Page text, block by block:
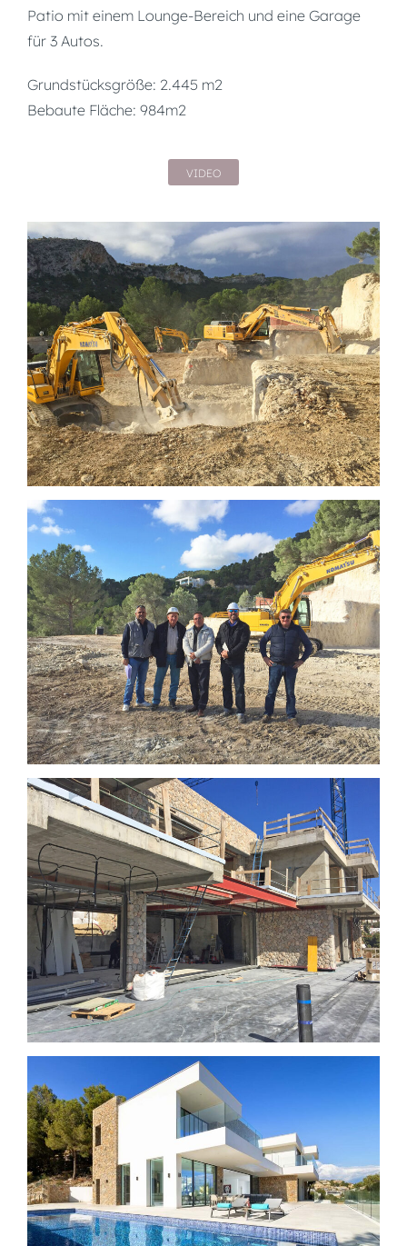
Patio mit einem Lounge-Bereich und eine Garage
für 3 Autos.
Grundstücksgröße: 2.445 m2
Bebaute Fläche: 984m2
VIDEO